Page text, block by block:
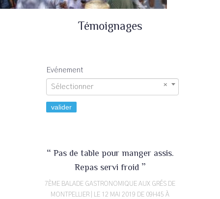
Témoignages
Evénement
Sélectionner
valider
“ Pas de table pour manger assis.
Repas servi froid ”
7ÈME BALADE GASTRONOMIQUE AUX GRÉS DE
MONTPELLIER | LE 12 MAI 2019 DE 09H45 À